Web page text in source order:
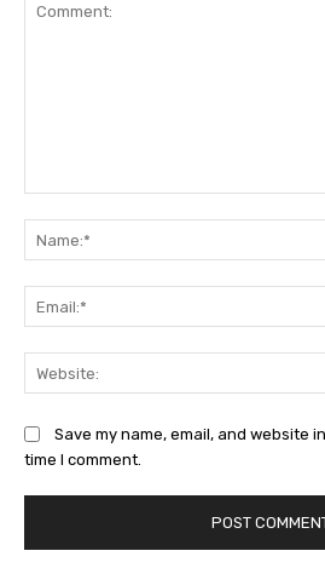
Save my name, email, and website
time I comment.